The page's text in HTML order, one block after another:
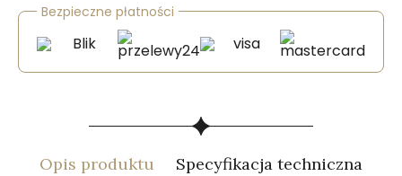
Bezpieczne płatności
Opis produktu Specyfikacja techniczna